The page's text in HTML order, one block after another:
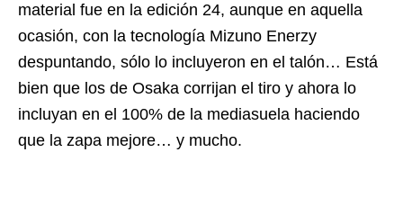
material fue en la edición 24, aunque en aquella
ocasión, con la tecnología Mizuno Enerzy
despuntando, sólo lo incluyeron en el talón… Está
bien que los de Osaka corrijan el tiro y ahora lo
incluyan en el 100% de la mediasuela haciendo
que la zapa mejore… y mucho.